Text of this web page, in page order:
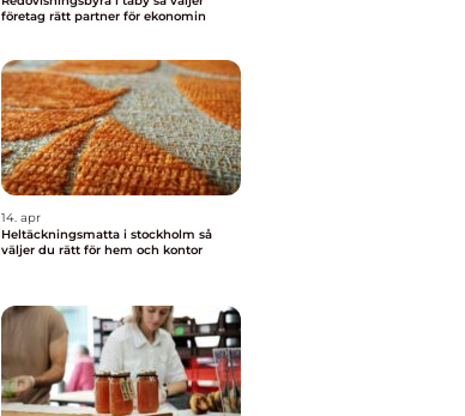
företag rätt partner för ekonomin
14. apr
Heltäckningsmatta i stockholm så
väljer du rätt för hem och kontor